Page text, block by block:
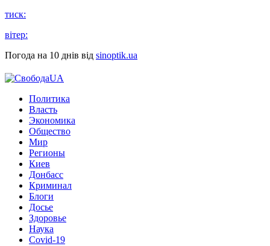
тиск:
вітер:
Погода на 10 днів від sinoptik.ua
Политика
Власть
Экономика
Общество
Мир
Регионы
Киев
Донбасс
Криминал
Блоги
Досье
Здоровье
Наука
Covid-19